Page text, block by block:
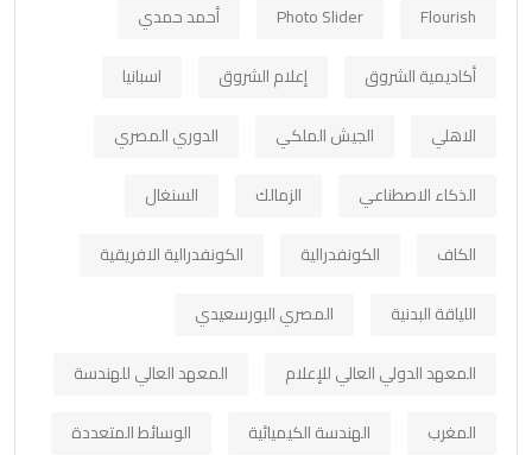
Flourish
Photo Slider
أحمد حمدي
أكاديمية الشروق
إعلام الشروق
اسبانيا
الاهلي
الجيش الملكي
الدوري المصري
الذكاء الاصطناعي
الزمالك
السنغال
الكاف
الكونفدرالية
الكونفدرالية الافريقية
اللياقة البدنية
المصري البورسعيدي
المعهد الدولي العالي للإعلام
المعهد العالي للهندسة
المغرب
الهندسة الكيميائية
الوسائط المتعددة